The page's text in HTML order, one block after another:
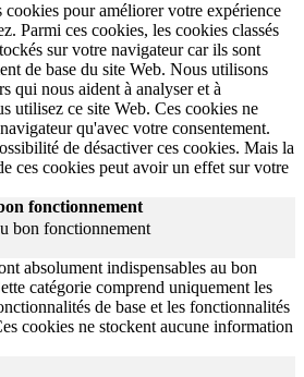
pour améliorer votre expérience
Parmi ces cookies, les cookies classés
sur votre navigateur car ils sont
de base du site Web. Nous utilisons
qui nous aident à analyser et à
utilisez ce site Web. Ces cookies ne
qu'avec votre consentement.
de désactiver ces cookies. Mais la
ces cookies peut avoir un effet sur votre
fonctionnement
bon fonctionnement
absolument indispensables au bon
catégorie comprend uniquement les
de base et les fonctionnalités
cookies ne stockent aucune information